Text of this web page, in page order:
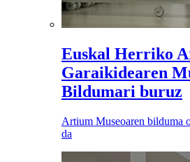
Euskal Herriko
Garaikidearen
Bildumari buruz
Artium Museoaren bilduma
da